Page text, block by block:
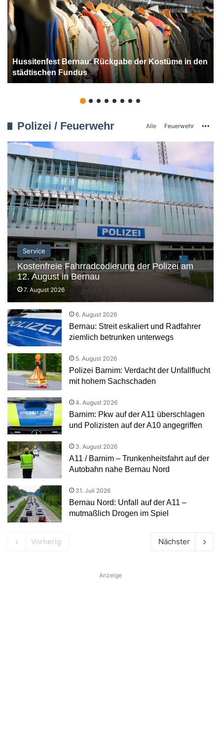
Hussitenfest Bernau: Rückgabe der Kostüme in den
städtischen Fundus
Polizei / Feuerwehr Alle Feuerwehr
Service
Kostenfreie Fahrradcodierung der Polizei am
12. August in Bernau
7. August 2026
6. August 2026
Bernau: Streit eskaliert und Radfahrer
ziemlich betrunken unterwegs
5. August 2026
Polizei Barnim: Verdacht der Unfallflucht
mit hohem Sachschaden
4. August 2026
Barnim: Pkw auf der A11 überschlagen
und Polizisten auf der A10 angegriffen
3. August 2026
A11 / Barnim – Trunkenheitsfahrt auf der
Autobahn nahe Bernau Nord
31. Juli 2026
Bernau Nord: Unfall auf der A11 –
mutmaßlich Drogen im Spiel
Vorherig Nächster
Anzeige